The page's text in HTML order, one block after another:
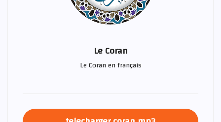
Le Coran
Le Coran en français